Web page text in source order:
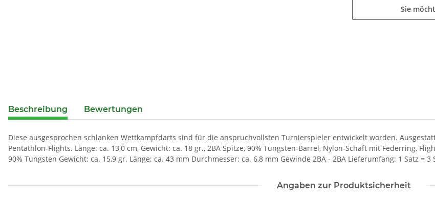
Sie
Beschreibung Bewertungen
Diese ausgesprochen schlanken Wettkampfdarts sind für die anspruchvollsten Turnierspieler entwickelt worden.
Pentathlon-Flights. Länge: ca. 13,0 cm, Gewicht: ca. 18 gr., 2BA Spitze, 90% Tungsten-Barrel, Nylon-Schaft mit Federring,
90% Tungsten Gewicht: ca. 15,9 gr. Länge: ca. 43 mm Durchmesser: ca. 6,8 mm Gewinde 2BA - 2BA Lieferumfang: 1 Satz = 3
Angaben zur Produktsicherheit